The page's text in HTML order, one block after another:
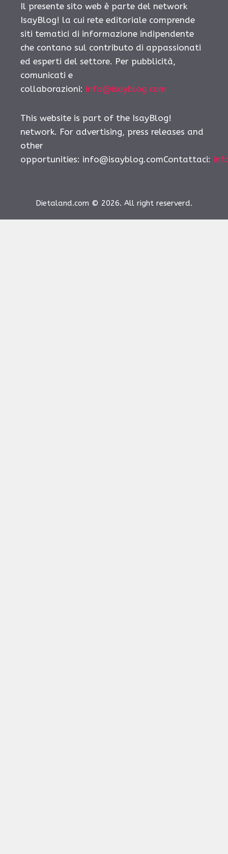
Il presente sito web è parte del network
IsayBlog! la cui rete editoriale comprende
siti tematici di informazione indipendente
che contano sul contributo di appassionati
ed esperti del settore. Per pubblicità,
comunicati e
collaborazioni: info@isayblog.com
This website is part of the IsayBlog!
network. For advertising, press releases and
other
opportunities: info@isayblog.comContattaci:
Dietaland.com © 2026. All right reserverd.